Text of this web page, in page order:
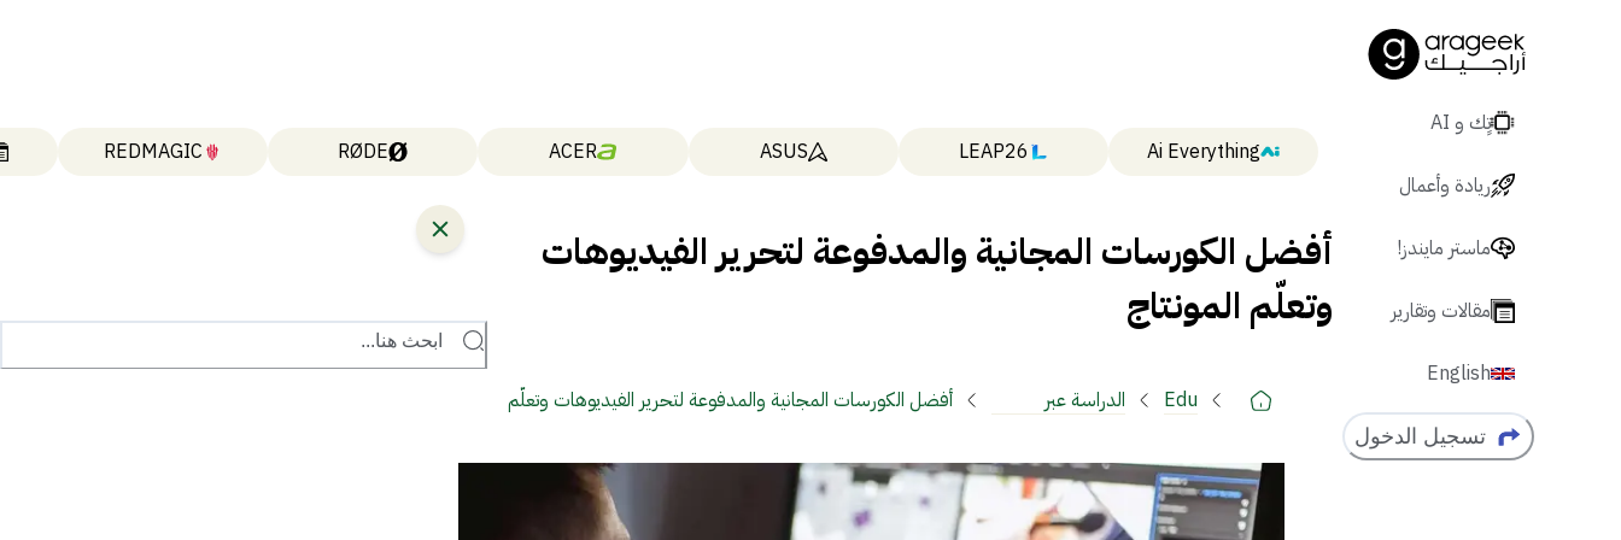
تٍك و AI
ريادة وأعمال
ماستر مايندز!
مقالات وتقارير
English
تسجيل الدخول
Ai Everything
LEAP26
ASUS
ACER
RØDE
REDMAGIC
أفضل الكورسات المجانية والمدفوعة لتحرير الفيديوهات
وتعلّم المونتاج
Edu
الدراسة عبر
أفضل الكورسات المجانية والمدفوعة لتحرير الفيديوهات وتعلّم
ابحث هنا...